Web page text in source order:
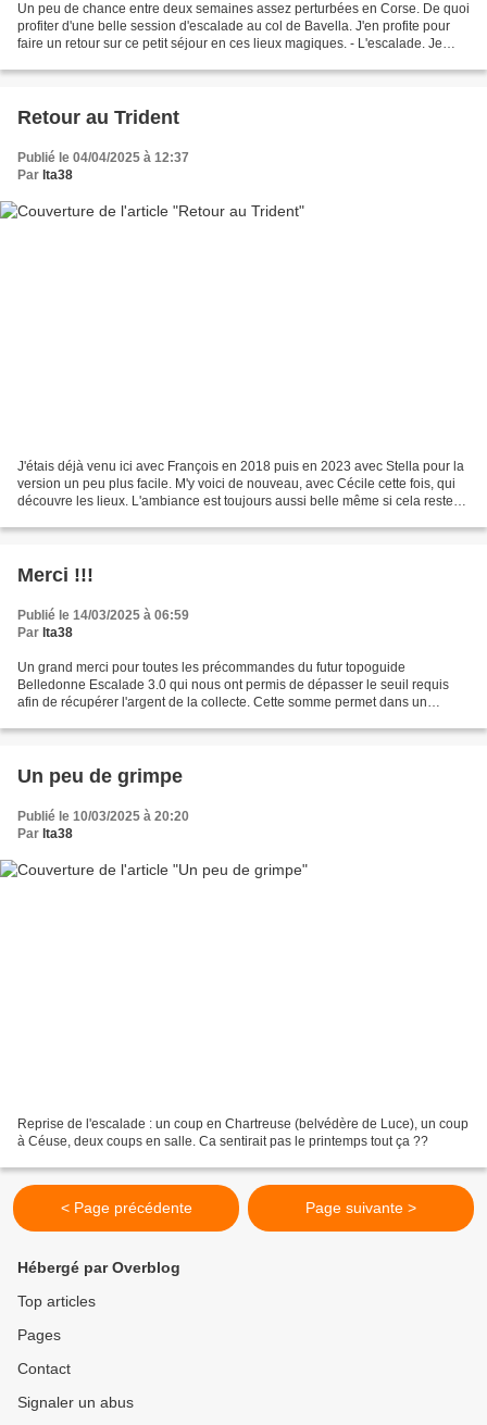
Un peu de chance entre deux semaines assez perturbées en Corse. De quoi
profiter d'une belle session d'escalade au col de Bavella. J'en profite pour
faire un retour sur ce petit séjour en ces lieux magiques. - L'escalade. Je
Retour au Trident
Publié le 04/04/2025 à 12:37
Par lta38
J'étais déjà venu ici avec François en 2018 puis en 2023 avec Stella pour la
version un peu plus facile. M'y voici de nouveau, avec Cécile cette fois, qui
découvre les lieux. L'ambiance est toujours aussi belle même si cela reste
Merci !!!
Publié le 14/03/2025 à 06:59
Par lta38
Un grand merci pour toutes les précommandes du futur topoguide
Belledonne Escalade 3.0 qui nous ont permis de dépasser le seuil requis
afin de récupérer l'argent de la collecte. Cette somme permet dans un
Un peu de grimpe
Publié le 10/03/2025 à 20:20
Par lta38
Reprise de l'escalade : un coup en Chartreuse (belvédère de Luce), un coup
à Céuse, deux coups en salle. Ca sentirait pas le printemps tout ça ??
< Page précédente Page suivante >
Hébergé par Overblog
Top articles
Pages
Contact
Signaler un abus